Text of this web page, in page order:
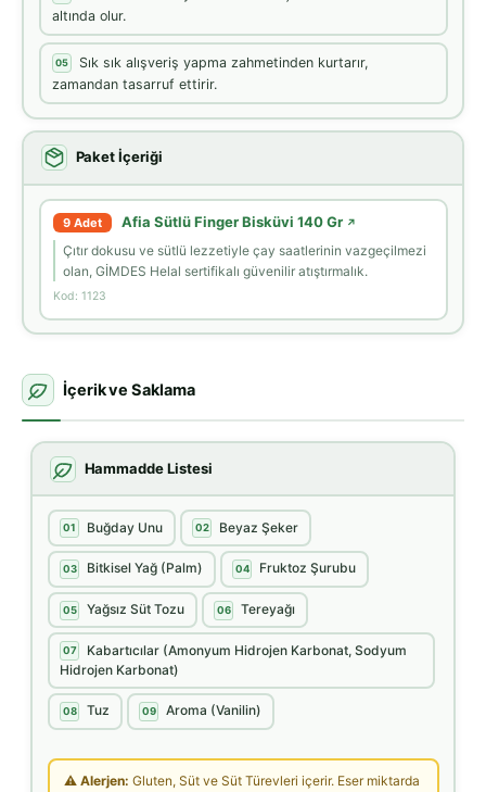
altında olur.
05
Sık sık alışveriş yapma zahmetinden kurtarır,
zamandan tasarruf ettirir.
Paket İçeriği
9 Adet Afia Sütlü Finger Bisküvi 140 Gr ↗
Çıtır dokusu ve sütlü lezzetiyle çay saatlerinin vazgeçilmezi
olan, GİMDES Helal sertifikalı güvenilir atıştırmalık.
Kod: 1123
İçerik ve Saklama
Hammadde Listesi
01 Buğday Unu 02 Beyaz Şeker
03 Bitkisel Yağ (Palm) 04 Fruktoz Şurubu
05 Yağsız Süt Tozu 06 Tereyağı
07
Kabartıcılar (Amonyum Hidrojen Karbonat, Sodyum
Hidrojen Karbonat)
08 Tuz 09 Aroma (Vanilin)
⚠ Alerjen: Gluten, Süt ve Süt Türevleri içerir. Eser miktarda